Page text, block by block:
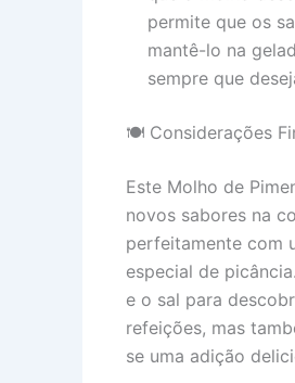
permite que os
mantê-lo na
sempre que
🍽 Considerações
Este Molho de
novos sabores na
perfeitamente com
especial de
e o sal para
refeições, mas
se uma adição